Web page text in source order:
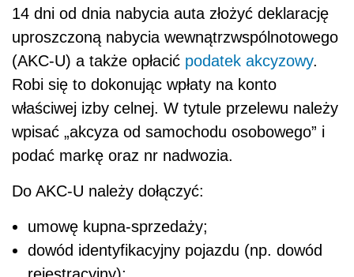
14 dni od dnia nabycia auta złożyć deklarację
uproszczoną nabycia wewnątrzwspólnotowego
(AKC-U) a także opłacić podatek akcyzowy.
Robi się to dokonując wpłaty na konto
właściwej izby celnej. W tytule przelewu należy
wpisać „akcyza od samochodu osobowego” i
podać markę oraz nr nadwozia.
Do AKC-U należy dołączyć:
umowę kupna-sprzedaży;
dowód identyfikacyjny pojazdu (np. dowód